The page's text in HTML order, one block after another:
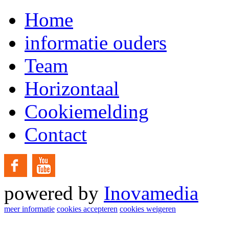
Home
informatie ouders
Team
Horizontaal
Cookiemelding
Contact
powered by Inovamedia
meer informatie cookies accepteren cookies weigeren